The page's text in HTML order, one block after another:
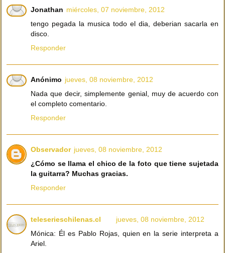
Jonathan miércoles, 07 noviembre, 2012
tengo pegada la musica todo el dia, deberian sacarla en
disco.
Responder
Anónimo jueves, 08 noviembre, 2012
Nada que decir, simplemente genial, muy de acuerdo con
el completo comentario.
Responder
Observador jueves, 08 noviembre, 2012
¿Cómo se llama el chico de la foto que tiene sujetada
la guitarra? Muchas gracias.
Responder
teleserieschilenas.cl
jueves, 08 noviembre, 2012
Mónica: Él es Pablo Rojas, quien en la serie interpreta a
Ariel.